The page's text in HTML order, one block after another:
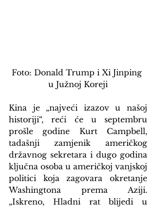
Foto: Donald Trump i Xi Jinping
u Južnoj Koreji
Kina je „najveći izazov u našoj
historiji“, reći će u septembru
prošle godine Kurt Campbell,
tadašnji zamjenik američkog
državnog sekretara i dugo godina
ključna osoba u američkoj vanjskoj
politici koja zagovara okretanje
Washingtona prema Aziji.
„Iskreno, Hladni rat blijedi u